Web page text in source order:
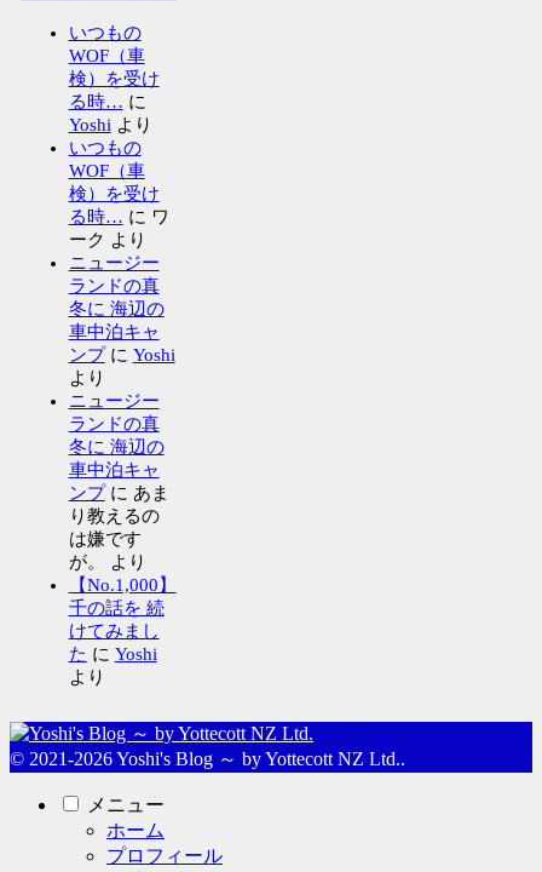
いつもの
WOF（車
検）を受け
る時… に
Yoshi より
いつもの
WOF（車
検）を受け
る時… に ワ
ーク より
ニュージー
ランドの真
冬に 海辺の
車中泊キャ
ンプに Yoshi
より
ニュージー
ランドの真
冬に 海辺の
車中泊キャ
ンプに あま
り教えるの
は嫌です
が。
より
【No.1,000】
千の話を 続
けてみまし
た に Yoshi
より
© 2021-2026 Yoshi's Blog ～ by Yottecott NZ Ltd..
メニュー
ホーム
プロフィール